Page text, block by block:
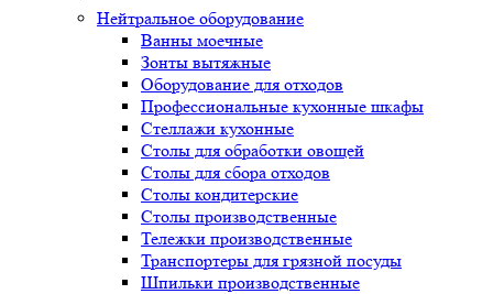
Нейтральное оборудование
Ванны моечные
Зонты вытяжные
Оборудование для отходов
Профессиональные кухонные шкафы
Стеллажи кухонные
Столы для обработки овощей
Столы для сбора отходов
Столы кондитерские
Столы производственные
Тележки производственные
Транспортеры для грязной посуды
Шпильки производственные